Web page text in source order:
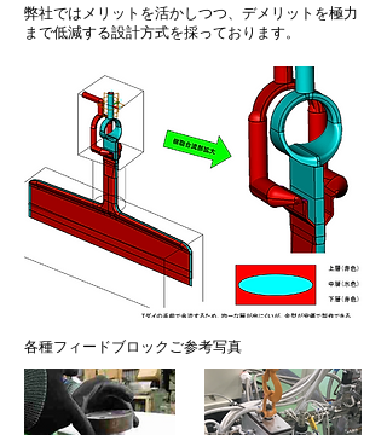
弊社ではメリットを活かしつつ、デメリットを極力
まで低減する設計方式を採っております。
各種フィードブロックご参考写真